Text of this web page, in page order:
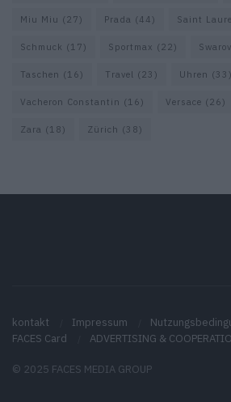
Miu Miu (27) Prada (44) Saint
Schmuck (17) Sportmax (22)
Taschen (16) Travel (23) Uhren (33)
Vacheron Constantin (16) Versace (26)
Zara (18) Zürich (38)
kontakt Impressum
FACES Card
ADVERTISING &
© 2025 FACES MEDIA GROUP